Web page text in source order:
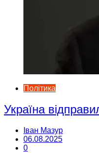
Політика
Україна
Іван Мазур
06.08.2025
0